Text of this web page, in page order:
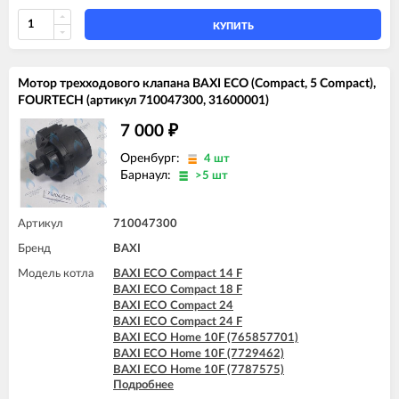
BAXI ECO Home 24F (7787577)
BAXI ECO-4s 1.24 F
BAXI ECO-4s 10 F
BAXI ECO-4s 24 F
BAXI FOURTECH 1.14
BAXI FOURTECH 1.14 F
BAXI FOURTECH 1.24
BAXI FOURTECH 1.24 F
BAXI FOURTECH 24 (CSB)
BAXI FOURTECH 24 (CSR)
BAXI FOURTECH 24 F (CSR)
BAXI MAIN Four 24
КУПИТЬ
Мотор трехходового клапана BAXI ECO (Compact, 5 Compact),
FOURTECH (артикул 710047300, 31600001)
7 000 ₽
Оренбург: 4 шт
Барнаул: >5 шт
Артикул 710047300
Бренд BAXI
Модель котла
BAXI ECO Compact 14 F
BAXI ECO Compact 18 F
BAXI ECO Compact 24
BAXI ECO Compact 24 F
BAXI ECO Home 10F (765857701)
BAXI ECO Home 10F (7729462)
BAXI ECO Home 10F (7787575)
BAXI ECO Home 14F (765281001)
Подробнее